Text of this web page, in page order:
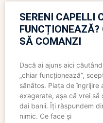
SERENI CAPELLI
SĂ COMANZI
Dacă ai ajuns aici
„chiar funcționează”,
sănătos. Piața de îngrijire
exagerate, așa că vrei să
dai banii. Îți răspundem
nimic. Ce face și